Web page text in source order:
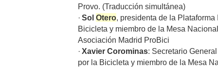
Provo. (Traducción simultánea)
· Sol Otero, presidenta de la
Bicicleta y miembro de la Mesa
Asociación Madrid ProBici
· Xavier Corominas: Secretario
por la Bicicleta y miembro de la Mesa